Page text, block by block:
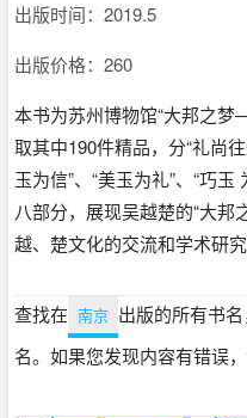
出版时间：2019.5
出版价格：260
本书为苏州博物馆“大邦之
取其中190件精品，分“礼尚
玉为信”、“美玉为礼”、“巧玉
八部分，展现吴越楚的“大邦
越、楚文化的交流和学术研究
查找在 南京 出版的所有书
名。如果您发现内容有错误